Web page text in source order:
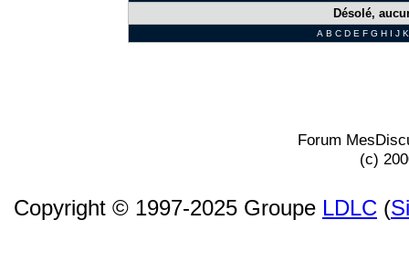
Désolé,
A B C D E F G H I J K
Forum
(c)
Copyright © 1997-2025 Groupe LDLC (